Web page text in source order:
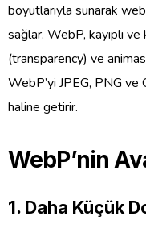
boyutlarıyla sunarak web
sağlar. WebP, kayıplı ve
(transparency) ve
WebP’yi JPEG, PNG ve
haline getirir.
WebP’nin
1. Daha Küçük